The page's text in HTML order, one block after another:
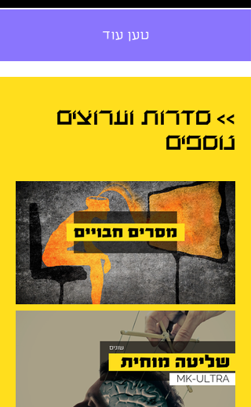
טען עוד
>> סדרות וערוצים
נוספים